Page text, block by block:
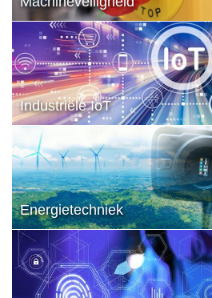
Industriële IoT
Energietechniek